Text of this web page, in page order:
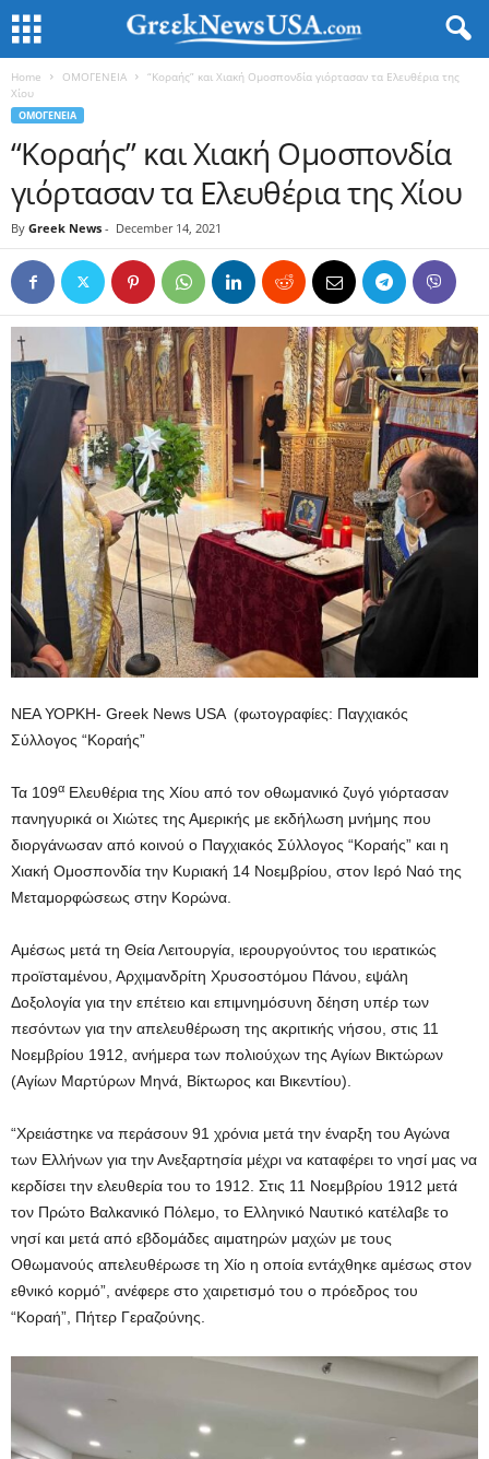
Home ΟΜΟΓΕΝΕΙΑ
“Κοραής” και Χιακή Ομοσπονδία γιόρτασαν τα Ελευθέρια της
Χίου
ΟΜΟΓΕΝΕΙΑ
“Κοραής” και Χιακή Ομοσπονδία
γιόρτασαν τα Ελευθέρια της Χίου
By Greek News - December 14, 2021
ΝΕΑ ΥΟΡΚΗ- Greek News USA (φωτογραφίες: Παγχιακός
Σύλλογος “Κοραής”
Τα 109α Ελευθέρια της Χίου από τον οθωμανικό ζυγό γιόρτασαν
πανηγυρικά οι Χιώτες της Αμερικής με εκδήλωση μνήμης που
διοργάνωσαν από κοινού o Παγχιακός Σύλλογος “Κοραής” και η
Χιακή Ομοσπονδία την Κυριακή 14 Νοεμβρίου, στον Ιερό Ναό της
Μεταμορφώσεως στην Κορώνα.
Αμέσως μετά τη Θεία Λειτουργία, ιερουργούντος του ιερατικώς
προϊσταμένου, Αρχιμανδρίτη Χρυσοστόμου Πάνου, εψάλη
Δοξολογία για την επέτειο και επιμνημόσυνη δέηση υπέρ των
πεσόντων για την απελευθέρωση της ακριτικής νήσου, στις 11
Νοεμβρίου 1912, ανήμερα των πολιούχων της Αγίων Βικτώρων
(Αγίων Μαρτύρων Μηνά, Βίκτωρος και Βικεντίου).
“Χρειάστηκε να περάσουν 91 χρόνια μετά την έναρξη του Αγώνα
των Ελλήνων για την Ανεξαρτησία μέχρι να καταφέρει το νησί μας να
κερδίσει την ελευθερία του το 1912. Στις 11 Νοεμβρίου 1912 μετά
τον Πρώτο Βαλκανικό Πόλεμο, το Ελληνικό Ναυτικό κατέλαβε το
νησί και μετά από εβδομάδες αιματηρών μαχών με τους
Οθωμανούς απελευθέρωσε τη Χίο η οποία εντάχθηκε αμέσως στον
εθνικό κορμό”, ανέφερε στο χαιρετισμό του ο πρόεδρος του
“Κοραή”, Πήτερ Γεραζούνης.